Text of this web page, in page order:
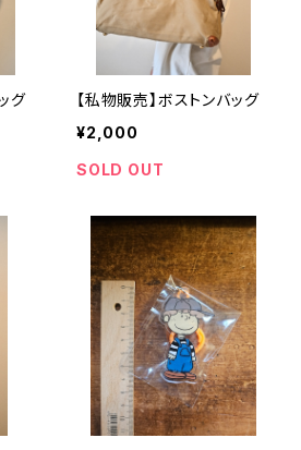
グ
【私物販売】ボストンバッグ
¥2,000
SOLD OUT